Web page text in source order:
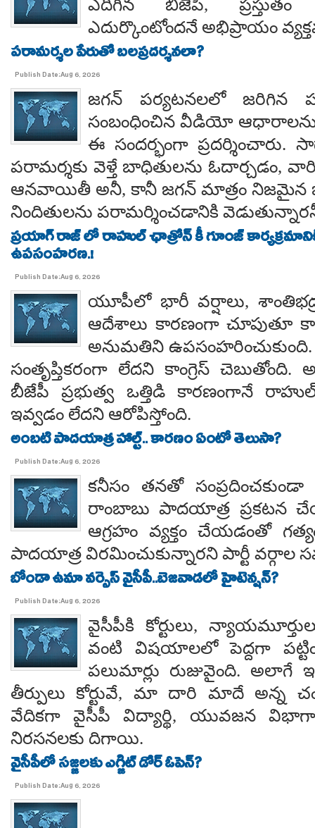
ఎదిగిన బీజేపీ, ప్రస్తుతం
ఎదుర్కొంటోందనే అభిప్రాయం
పరామర్శల పేరుతో బలప్రదర్శనలా?
Publish Date:Aug 6, 2026
జగన్ పర్యటనలలో జరిగిన
సంబంధించిన వీడియో
ఈ సందర్భంగా
పరామర్శకు వెళ్తే బాధితులను ఓదార్చడం,
ఆనవాయితీ అనీ, కానీ జగన్ మాత్రం నిజమైన
నిందితులను పరామర్శించడానికి
ప్రయాగ్ రాజ్ లో రాహుల్ ఛాత్రోన్ కీ గూంజ్
ఉపసంహరణ.!
Publish Date:Aug 6, 2026
యూపీలో భారీ వర్షాలు,
ఆదేశాలు కారణంగా చూపుతూ
అనుమతిని
సంతృప్తికరంగా లేదని కాంగ్రెస్ చెబుతోంది.
బీజేపీ ప్రభుత్వ ఒత్తిడి కారణంగానే
ఇవ్వడం లేదని ఆరోపిస్తోంది.
అంబటి పాదయాత్ర హాల్ట్.. కారణం ఏంటో తెలుసా?
Publish Date:Aug 6, 2026
కనీసం తనతో సంప్రదించకుండా
రాంబాబు పాదయాత్ర ప్రకటన
ఆగ్రహం వ్యక్తం చేయడంతో
పాదయాత్ర విరమించుకున్నారని పార్టీ వర్గాల
బోండా ఉమా వర్సెస్ వైసీపీ..బెజవాడలో హైటెన్షన్?
Publish Date:Aug 6, 2026
వైసీపీకి కోర్టులు,
వంటి విషయాలలో పెద్దగా
పలుమార్లు రుజువైంది. అలాగే
తీర్పులు కోర్టువే, మా దారి మాదే అన్న
వేదికగా వైసీపీ విద్యార్థి, యువజన
నిరసనలకు దిగాయి.
వైసీపీలో సజ్జలకు ఎగ్జిట్ డోర్ ఓపెన్?
Publish Date:Aug 6, 2026